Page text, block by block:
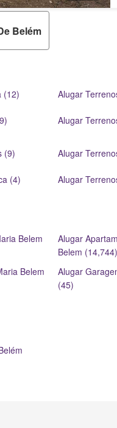
Belém
(12) Alugar
Alugar
(9) Alugar
(4)
Alugar
Belem
Alugar
Belem (14,744)
Belem
Alugar
(45)